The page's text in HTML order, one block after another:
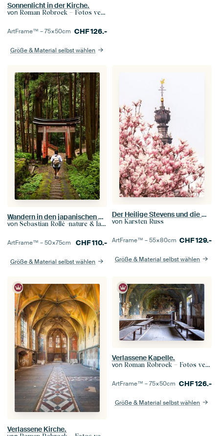
Sonnenlicht in der Kirche.
von Roman Robroek – Fotos verlassener Gebäude
ArtFrame™ –75×50cm CHF126.-
Größe & Material selbst wählen
Wandern in den japanischen Wäldern, Kyoto, Japan
von Sebastian Rollé -nature & landscape photography
ArtFrame™ –50×75cm CHF110.-
Größe & Material selbst wählen
Der Heilige Stevens und die Magnolien's
von Karsten Russ
ArtFrame™ –55×80cm CHF129.-
Größe & Material selbst wählen
Verlassene Kirche.
Verlassene Kapelle.
von Roman Robroek – Fotos verlassener Gebäude
ArtFrame™ –75×50cm CHF126.-
Größe & Material selbst wählen